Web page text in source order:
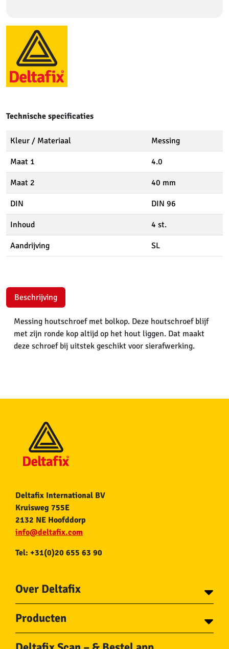
Technische specificaties
Kleur / Materiaal Messing
Maat 1 4.0
Maat 2 40 mm
DIN DIN 96
Inhoud 4 st.
Aandrijving SL
Beschrijving
Messing houtschroef met bolkop. Deze houtschroef blijf
met zijn ronde kop altijd op het hout liggen. Dat maakt
deze schroef bij uitstek geschikt voor sierafwerking.
Deltafix International BV
Kruisweg 755E
2132 NE Hoofddorp
info@deltafix.com
Tel: +31(0)20 655 63 90
Over Deltafix
Voor gemeentes
Over Deltafix
Producten